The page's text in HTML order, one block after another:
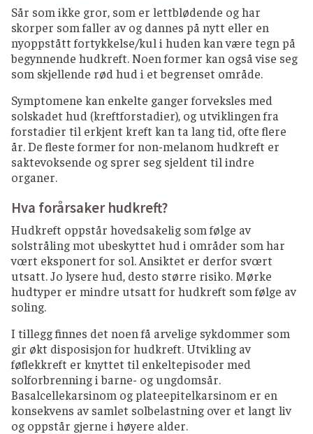
Sår som ikke gror, som er lettblødende og har
skorper som faller av og dannes på nytt eller en
nyoppstått fortykkelse/kul i huden kan være tegn på
begynnende hudkreft. Noen former kan også vise seg
som skjellende rød hud i et begrenset område.
Symptomene kan enkelte ganger forveksles med
solskadet hud (kreftforstadier), og utviklingen fra
forstadier til erkjent kreft kan ta lang tid, ofte flere
år. De fleste former for non-melanom hudkreft er
saktevoksende og sprer seg sjeldent til indre
organer.
Hva forårsaker hudkreft?
Hudkreft oppstår hovedsakelig som følge av
solstråling mot ubeskyttet hud i områder som har
vœrt eksponert for sol. Ansiktet er derfor svœrt
utsatt. Jo lysere hud, desto større risiko. Mørke
hudtyper er mindre utsatt for hudkreft som følge av
soling.
I tillegg finnes det noen få arvelige sykdommer som
gir økt disposisjon for hudkreft. Utvikling av
føflekkreft er knyttet til enkeltepisoder med
solforbrenning i barne- og ungdomsår.
Basalcellekarsinom og plateepitelkarsinom er en
konsekvens av samlet solbelastning over et langt liv
og oppstår gjerne i høyere alder.